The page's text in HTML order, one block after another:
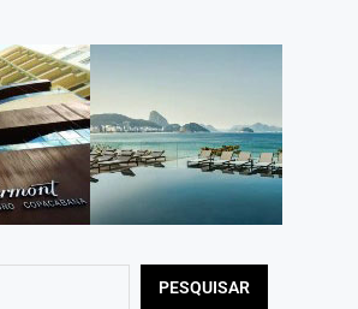
PESQUISAR